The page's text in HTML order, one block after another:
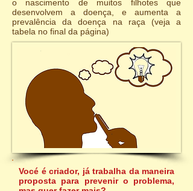
o nascimento de muitos filhotes que
desenvolvem a doença, e aumenta a
prevalência da doença na raça (veja a
tabela no final da página)
Vocé é criador, já trabalha da maneira
proposta para prevenir o problema,